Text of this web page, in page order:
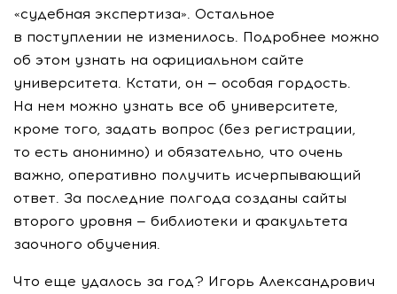
«судебная экспертиза». Остальное
в поступлении не изменилось. Подробнее можно
об этом узнать на официальном сайте
университета. Кстати, он — особая гордость.
На нем можно узнать все об университете,
кроме того, задать вопрос (без регистрации,
то есть анонимно) и обязательно, что очень
важно, оперативно получить исчерпывающий
ответ. За последние полгода созданы сайты
второго уровня — библиотеки и факультета
заочного обучения.
Что еще удалось за год? Игорь Александрович